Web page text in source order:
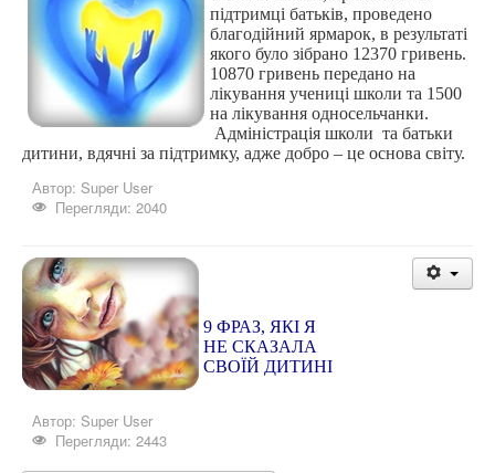
підтримці батьків, проведено
благодійний ярмарок, в результаті
якого було зібрано 12370 гривень.
10870 гривень передано на
лікування учениці школи та 1500
на лікування односельчанки.
Адміністрація школи та батьки
дитини, вдячні за підтримку, адже добро – це основа світу.
Автор: Super User
Перегляди: 2040
9 ФРАЗ, ЯКІ Я
НЕ СКАЗАЛА
СВОЇЙ ДИТИНІ
Автор: Super User
Перегляди: 2443